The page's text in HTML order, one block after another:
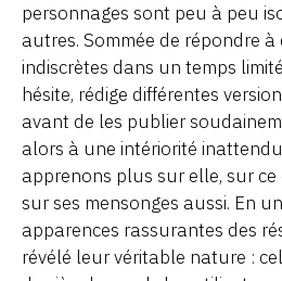
personnages sont peu à peu
autres. Sommée de répondre
indiscrètes dans un temps
hésite, rédige différentes
avant de les publier
alors à une intériorité
apprenons plus sur elle, sur ce
sur ses mensonges aussi. En
apparences rassurantes des
révélé leur véritable nature :